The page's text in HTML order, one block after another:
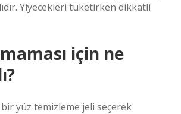
Yiyecekleri tüketirken dikkatli
için ne
yüz temizleme jeli seçerek